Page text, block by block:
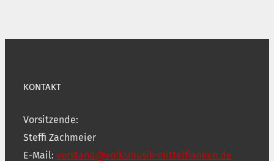
KONTAKT
Vorsitzende:
Steffi Zachmeier
E-Mail: vorstand@volksmusik-mittelfranken.de